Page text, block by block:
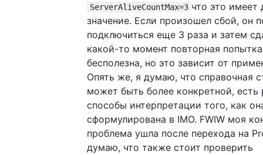
ServerAliveCountMax=3 что это имеет
значение. Если произошел сбой, он
подключиться еще 3 раза и затем
какой-то момент повторная попытка
бесполезна, но это зависит от
Опять же, я думаю, что справочная
может быть более конкретной, есть
способы интерпретации того, как
сформулирована в IMO. FWIW моя
проблема ушла после перехода на
думаю, что также стоит проверить